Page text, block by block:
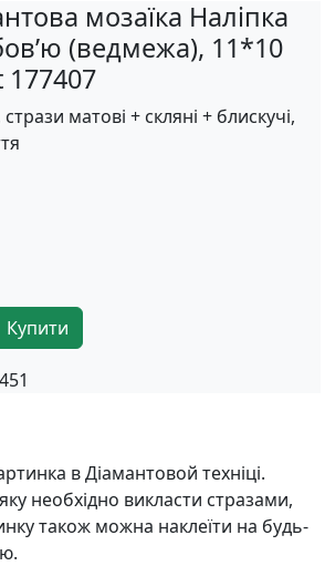
мозаїка Наліпка
(ведмежа), 11*10
матові + скляні + блискучі,
Купити
в Діамантовой техніці.
необхідно викласти стразами,
також можна наклеїти на будь-